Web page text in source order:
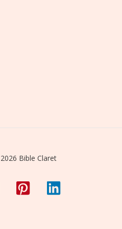
Bible Claret